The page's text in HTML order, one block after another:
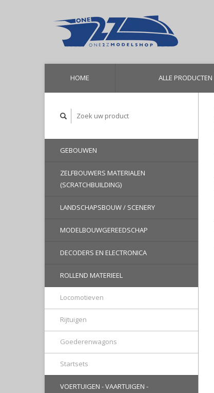
HOME ALLE PRODUCTEN
GEBOUWEN
ZELFBOUWERS MATERIALEN
(SCRATCHBUILDING)
LANDSCHAPSBOUW / SCENERY
MODELBOUWGEREEDSCHAP
DECODERS EN ELECTRONICA
ROLLEND MATERIEEL
Locomotieven
Rijtuigen
Goederenwagons
Startsets
VOERTUIGEN - VAARTUIGEN -